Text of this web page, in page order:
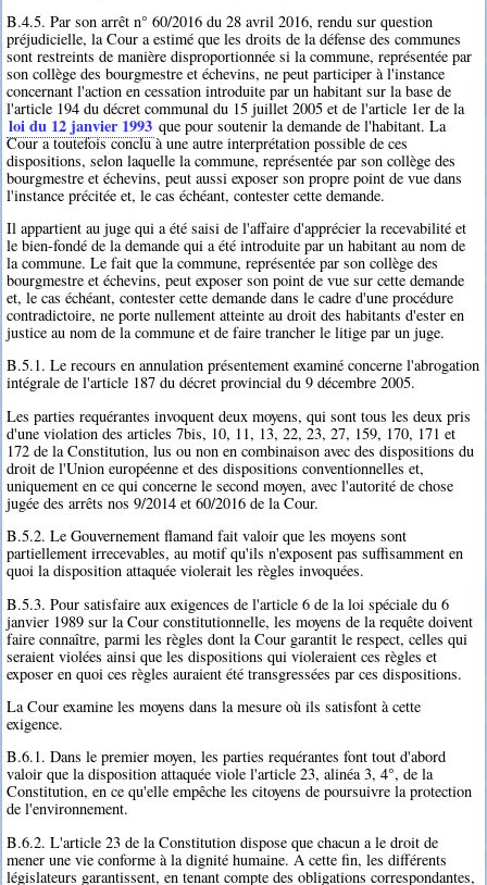
B.4.5. Par son arrêt n° 60/2016 du 28 avril 2016, rendu sur question
préjudicielle, la Cour a estimé que les droits de la défense des communes
sont restreints de manière disproportionnée si la commune, représentée par
son collège des bourgmestre et échevins, ne peut participer à l'instance
concernant l'action en cessation introduite par un habitant sur la base de
l'article 194 du décret communal du 15 juillet 2005 et de l'article 1er de la
loi du 12 janvier 1993 que pour soutenir la demande de l'habitant. La
Cour a toutefois conclu à une autre interprétation possible de ces
dispositions, selon laquelle la commune, représentée par son collège des
bourgmestre et échevins, peut aussi exposer son propre point de vue dans
l'instance précitée et, le cas échéant, contester cette demande.
Il appartient au juge qui a été saisi de l'affaire d'apprécier la recevabilité et
le bien-fondé de la demande qui a été introduite par un habitant au nom de
la commune. Le fait que la commune, représentée par son collège des
bourgmestre et échevins, peut exposer son point de vue sur cette demande
et, le cas échéant, contester cette demande dans le cadre d'une procédure
contradictoire, ne porte nullement atteinte au droit des habitants d'ester en
justice au nom de la commune et de faire trancher le litige par un juge.
B.5.1. Le recours en annulation présentement examiné concerne l'abrogation
intégrale de l'article 187 du décret provincial du 9 décembre 2005.
Les parties requérantes invoquent deux moyens, qui sont tous les deux pris
d'une violation des articles 7bis, 10, 11, 13, 22, 23, 27, 159, 170, 171 et
172 de la Constitution, lus ou non en combinaison avec des dispositions du
droit de l'Union européenne et des dispositions conventionnelles et,
uniquement en ce qui concerne le second moyen, avec l'autorité de chose
jugée des arrêts nos 9/2014 et 60/2016 de la Cour.
B.5.2. Le Gouvernement flamand fait valoir que les moyens sont
partiellement irrecevables, au motif qu'ils n'exposent pas suffisamment en
quoi la disposition attaquée violerait les règles invoquées.
B.5.3. Pour satisfaire aux exigences de l'article 6 de la loi spéciale du 6
janvier 1989 sur la Cour constitutionnelle, les moyens de la requête doivent
faire connaître, parmi les règles dont la Cour garantit le respect, celles qui
seraient violées ainsi que les dispositions qui violeraient ces règles et
exposer en quoi ces règles auraient été transgressées par ces dispositions.
La Cour examine les moyens dans la mesure où ils satisfont à cette
exigence.
B.6.1. Dans le premier moyen, les parties requérantes font tout d'abord
valoir que la disposition attaquée viole l'article 23, alinéa 3, 4°, de la
Constitution, en ce qu'elle empêche les citoyens de poursuivre la protection
de l'environnement.
B.6.2. L'article 23 de la Constitution dispose que chacun a le droit de
mener une vie conforme à la dignité humaine. A cette fin, les différents
législateurs garantissent, en tenant compte des obligations correspondantes,